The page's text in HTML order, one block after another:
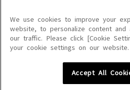
このサイトに掲載されている一切の文章・画像・
を問わず、著作権法の定める範囲を超えて無断で
を禁じます。
楽曲及びコンテンツは、機種によりご利用いただ
楽曲及びコンテンツの配信日、配信内容が変更に
We use cookies to improve your
website, to personalize content and
our traffic. Please click [Cookie
your cookie settings on our website.
Accept All